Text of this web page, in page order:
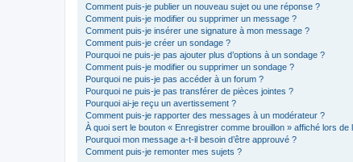
Comment puis-je publier un nouveau sujet ou une réponse ?
Comment puis-je modifier ou supprimer un message ?
Comment puis-je insérer une signature à mon message ?
Comment puis-je créer un sondage ?
Pourquoi ne puis-je pas ajouter plus d’options à un sondage ?
Comment puis-je modifier ou supprimer un sondage ?
Pourquoi ne puis-je pas accéder à un forum ?
Pourquoi ne puis-je pas transférer de pièces jointes ?
Pourquoi ai-je reçu un avertissement ?
Comment puis-je rapporter des messages à un modérateur ?
À quoi sert le bouton « Enregistrer comme brouillon » affiché lors de
Pourquoi mon message a-t-il besoin d’être approuvé ?
Comment puis-je remonter mes sujets ?